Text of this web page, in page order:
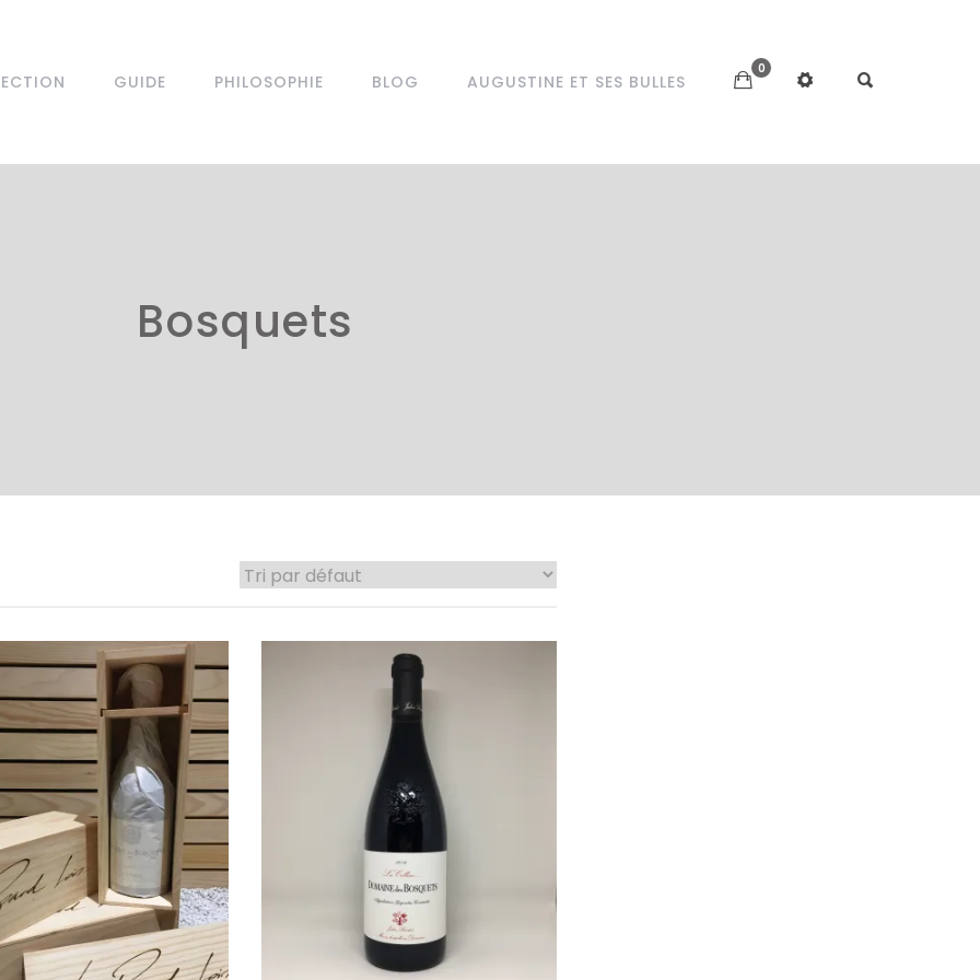
GUIDE PHILOSOPHIE BLOG AUGUSTINE ET SES BULLES
0
Bosquets